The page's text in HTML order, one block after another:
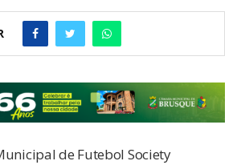
de Futebol Society